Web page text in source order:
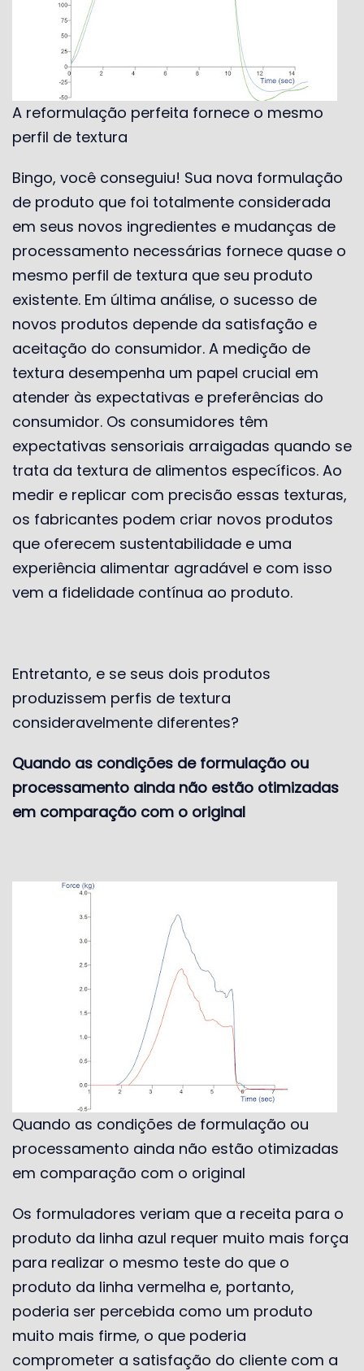
A reformulação perfeita fornece o mesmo
perfil de textura
Bingo, você conseguiu! Sua nova formulação
de produto que foi totalmente considerada
em seus novos ingredientes e mudanças de
processamento necessárias fornece quase o
mesmo perfil de textura que seu produto
existente. Em última análise, o sucesso de
novos produtos depende da satisfação e
aceitação do consumidor. A medição de
textura desempenha um papel crucial em
atender às expectativas e preferências do
consumidor. Os consumidores têm
expectativas sensoriais arraigadas quando se
trata da textura de alimentos específicos. Ao
medir e replicar com precisão essas texturas,
os fabricantes podem criar novos produtos
que oferecem sustentabilidade e uma
experiência alimentar agradável e com isso
vem a fidelidade contínua ao produto.
Entretanto, e se seus dois produtos
produzissem perfis de textura
consideravelmente diferentes?
Quando as condições de formulação ou
processamento ainda não estão otimizadas
em comparação com o original
Quando as condições de formulação ou
processamento ainda não estão otimizadas
em comparação com o original
Os formuladores veriam que a receita para o
produto da linha azul requer muito mais força
para realizar o mesmo teste do que o
produto da linha vermelha e, portanto,
poderia ser percebida como um produto
muito mais firme, o que poderia
comprometer a satisfação do cliente com a